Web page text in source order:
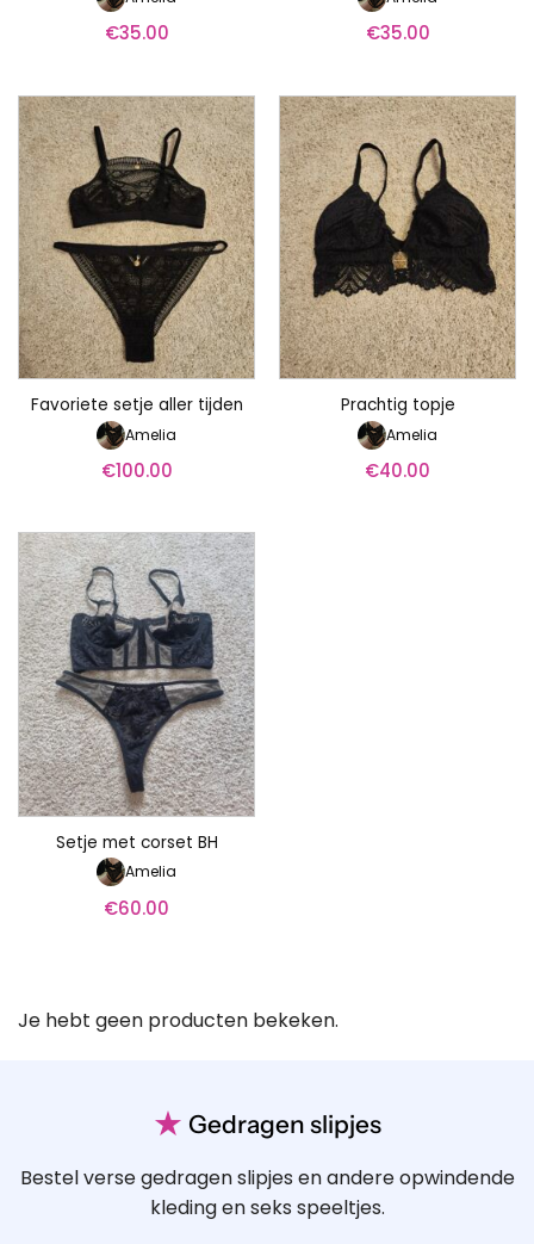
€35.00 €35.00
Favoriete setje aller tijden
Amelia
€100.00
Prachtig topje
Amelia
€40.00
Setje met corset BH
Amelia
€60.00
Je hebt geen producten bekeken.
★ Gedragen slipjes
Bestel verse gedragen slipjes en andere opwindende
kleding en seks speeltjes.